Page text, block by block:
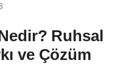
Ruhsal
ve Çözüm